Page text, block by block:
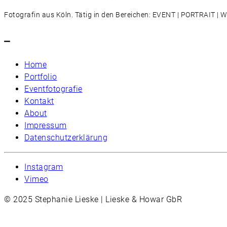
Fotografin aus Köln. Tätig in den Bereichen: EVENT | PORTRAIT |
–
Home
Portfolio
Eventfotografie
Kontakt
About
Impressum
Datenschutzerklärung
Instagram
Vimeo
© 2025 Stephanie Lieske | Lieske & Howar GbR